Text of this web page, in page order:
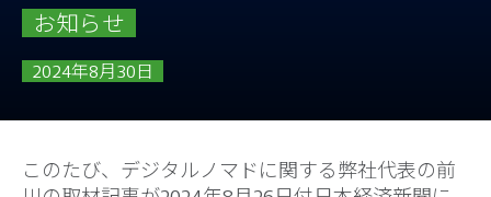
お知らせ
2024年8月30日
このたび、デジタルノマドに関する弊社代表の前